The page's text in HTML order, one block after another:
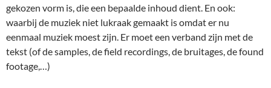
gekozen vorm is, die een bepaalde inhoud dient. En ook:
waarbij de muziek niet lukraak gemaakt is omdat er nu
eenmaal muziek moest zijn. Er moet een verband zijn met de
tekst (of de samples, de field recordings, de bruitages, de found
footage,…)